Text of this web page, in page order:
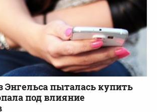
Энгельса пыталась купить
под влияние